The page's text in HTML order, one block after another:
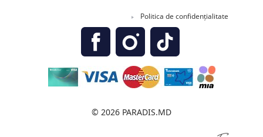
Politica de confidențialitate
© 2026 PARADIS.MD